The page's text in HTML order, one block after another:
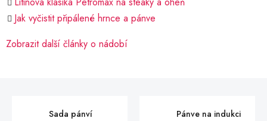
Jak vyčistit připálené hrnce a pánve
Zobrazit další články o nádobí
Sada pánví Pánve na indukci